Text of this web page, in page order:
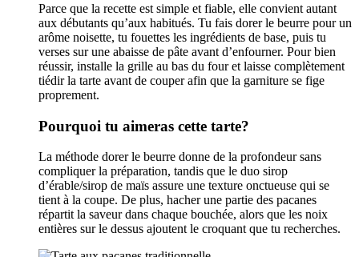
Parce que la recette est simple et fiable, elle convient autant
aux débutants qu’aux habitués. Tu fais dorer le beurre pour un
arôme noisette, tu fouettes les ingrédients de base, puis tu
verses sur une abaisse de pâte avant d’enfourner. Pour bien
réussir, installe la grille au bas du four et laisse complètement
tiédir la tarte avant de couper afin que la garniture se fige
proprement.
Pourquoi tu aimeras cette tarte?
La méthode dorer le beurre donne de la profondeur sans
compliquer la préparation, tandis que le duo sirop
d’érable/sirop de maïs assure une texture onctueuse qui se
tient à la coupe. De plus, hacher une partie des pacanes
répartit la saveur dans chaque bouchée, alors que les noix
entières sur le dessus ajoutent le croquant que tu recherches.